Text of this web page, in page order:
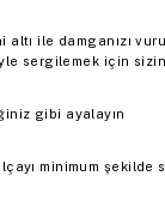
ile damganızı
sergilemek için
gibi ayalayın
minimum şekilde